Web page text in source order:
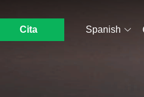
Cita Spanish